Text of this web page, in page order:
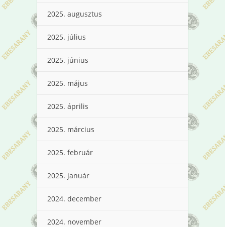
2025. augusztus
2025. július
2025. június
2025. május
2025. április
2025. március
2025. február
2025. január
2024. december
2024. november